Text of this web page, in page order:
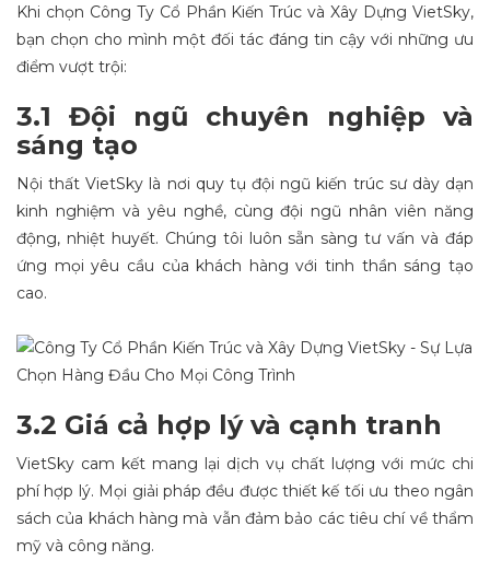
Khi chọn Công Ty Cổ Phần Kiến Trúc và Xây Dựng VietSky,
bạn chọn cho mình một đối tác đáng tin cậy với những ưu
điểm vượt trội:
3.1 Đội ngũ chuyên nghiệp và
sáng tạo
Nội thất VietSky là nơi quy tụ đội ngũ kiến trúc sư dày dạn
kinh nghiệm và yêu nghề, cùng đội ngũ nhân viên năng
động, nhiệt huyết. Chúng tôi luôn sẵn sàng tư vấn và đáp
ứng mọi yêu cầu của khách hàng với tinh thần sáng tạo
cao.
3.2 Giá cả hợp lý và cạnh tranh
VietSky cam kết mang lại dịch vụ chất lượng với mức chi
phí hợp lý. Mọi giải pháp đều được thiết kế tối ưu theo ngân
sách của khách hàng mà vẫn đảm bảo các tiêu chí về thẩm
mỹ và công năng.